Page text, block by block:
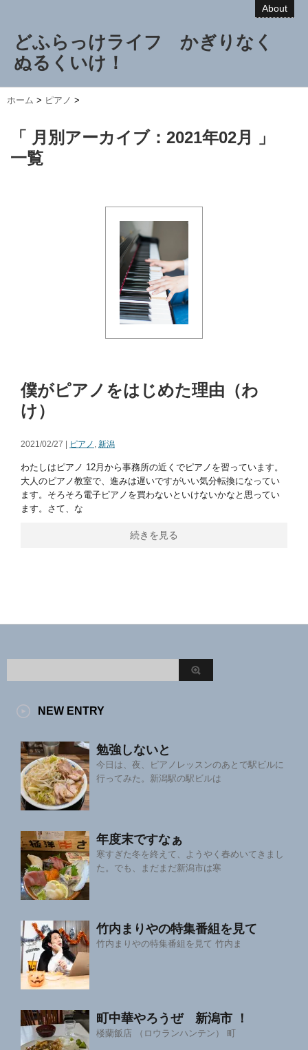
About
どふらっけライフ かぎりなく
ぬるくいけ！
ホーム > ピアノ >
「 月別アーカイブ：2021年02月 」
一覧
僕がピアノをはじめた理由（わ
け）
2021/02/27 | ピアノ , 新潟
わたしはピアノ 12月から事務所の近くでピアノを習っています。
大人のピアノ教室で、進みは遅いですがいい気分転換になってい
ます。そろそろ電子ピアノを買わないといけないかなと思ってい
ます。さて、な
続きを見る
NEW ENTRY
勉強しないと
今日は、夜、ピアノレッスンのあとで駅ビルに
行ってみた。新潟駅の駅ビルは
年度末ですなぁ
寒すぎた冬を終えて、ようやく春めいてきまし
た。でも、まだまだ新潟市は寒
竹内まりやの特集番組を見て
竹内まりやの特集番組を見て 竹内ま
町中華やろうぜ 新潟市 ！
楼蘭飯店 （ロウランハンテン） 町